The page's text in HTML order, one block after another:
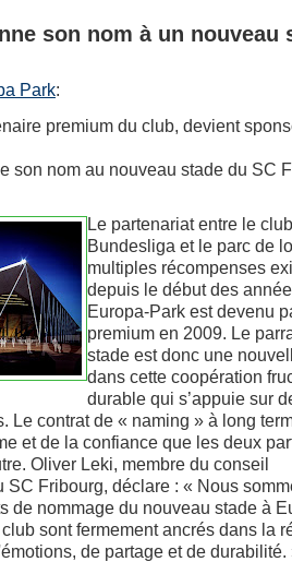
son nom à un nouveau
Park:
premium du club, devient
son nom au nouveau stade du SC
Le partenariat entre le
Bundesliga et le parc de
multiples récompenses
depuis le début des
Europa-Park est devenu
premium en 2009. Le
stade est donc une
dans cette coopération
durable qui s’appuie sur
Le contrat de « naming » à long
et de la confiance que les deux
Oliver Leki, membre du conseil
SC Fribourg, déclare : « Nous
de nommage du nouveau stade à
sont fermement ancrés dans la
de partage et de durabilité.